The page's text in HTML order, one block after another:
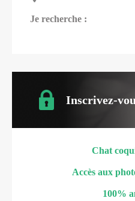
Je recherche :
Inscrivez-
Chat
Accès aux
100%